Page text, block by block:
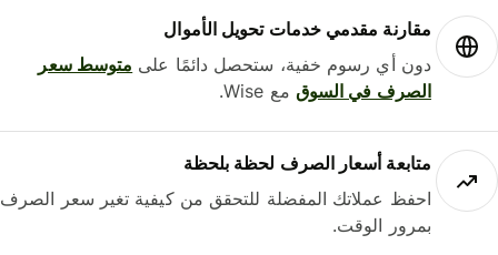
مقارنة مقدمي خدمات تحويل الأموال
دون أي رسوم خفية، ستحصل دائمًا علىمتوسط ​​سعر
الصرف في السوقمع Wise.
متابعة أسعار الصرف لحظة بلحظة
احفظ عملاتك المفضلة للتحقق من كيفية تغير سعر الصرف
بمرور الوقت.